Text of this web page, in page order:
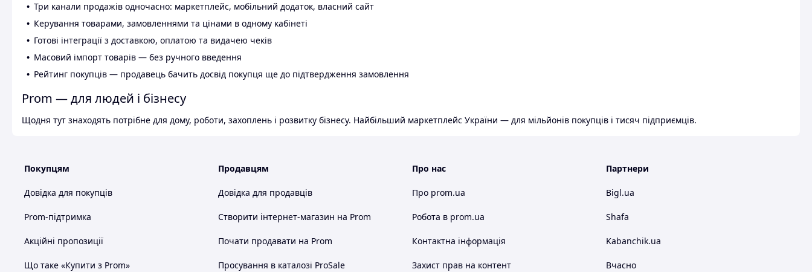
Три канали продажів одночасно: маркетплейс, мобільний додаток, власний сайт
Керування товарами, замовленнями та цінами в одному кабінеті
Готові інтеграції з доставкою, оплатою та видачею чеків
Масовий імпорт товарів — без ручного введення
Рейтинг покупців — продавець бачить досвід покупця ще до підтвердження замовлення
Prom — для людей і бізнесу
Щодня тут знаходять потрібне для дому, роботи, захоплень і розвитку бізнесу. Найбільший маркетплейс України — для мільйонів покупців і тисяч підприємців.
Покупцям
Довідка для покупців
Prom-підтримка
Акційні пропозиції
Що таке «Купити з Prom»
Продавцям
Довідка для продавців
Створити інтернет-магазин на Prom
Почати продавати на Prom
Просування в каталозі ProSale
Про нас
Про prom.ua
Робота в prom.ua
Контактна інформація
Захист прав на контент
Партнери
Bigl.ua
Shafa
Kabanchik.ua
Вчасно